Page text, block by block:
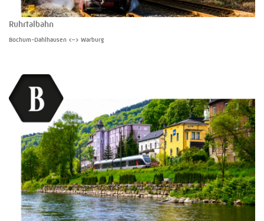
Ruhrtalbahn
Bochum-Dahlhausen <–> Warburg